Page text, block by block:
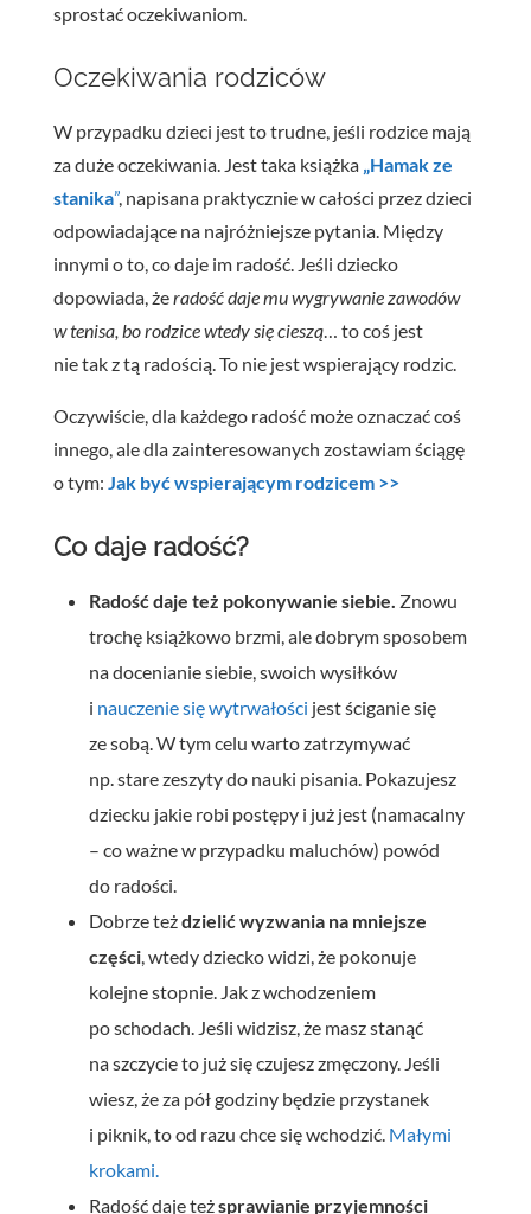
sprostać oczekiwaniom.
Oczekiwania rodziców
W przypadku dzieci jest to trudne, jeśli rodzice mają
za duże oczekiwania. Jest taka książka „Hamak ze
stanika”, napisana praktycznie w całości przez dzieci
odpowiadające na najróżniejsze pytania. Między
innymi o to, co daje im radość. Jeśli dziecko
dopowiada, żeradość daje mu wygrywanie zawodów
w tenisa, bo rodzice wtedy się cieszą… to coś jest
nie tak z tą radością. To nie jest wspierający rodzic.
Oczywiście, dla każdego radość może oznaczać coś
innego, ale dla zainteresowanych zostawiam ściągę
o tym: Jak być wspierającym rodzicem >>
Co daje radość?
Radość daje też pokonywanie siebie. Znowu
trochę książkowo brzmi, ale dobrym sposobem
na docenianie siebie, swoich wysiłków
i nauczenie się wytrwałości jest ściganie się
ze sobą. W tym celu warto zatrzymywać
np. stare zeszyty do nauki pisania. Pokazujesz
dziecku jakie robi postępy i już jest (namacalny
– co ważne w przypadku maluchów) powód
do radości.
Dobrze teżdzielić wyzwania na mniejsze
części, wtedy dziecko widzi, że pokonuje
kolejne stopnie. Jak z wchodzeniem
po schodach. Jeśli widzisz, że masz stanąć
na szczycie to już się czujesz zmęczony. Jeśli
wiesz, że za pół godziny będzie przystanek
i piknik, to od razu chce się wchodzić. Małymi
krokami.
Radość daje teżsprawianie przyjemności